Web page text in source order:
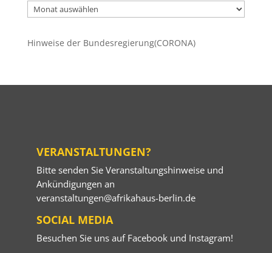
Ältere
Beiträge
Hinweise der Bundesregierung(CORONA)
VERANSTALTUNGEN?
Bitte senden Sie Veranstaltungshinweise und
Ankündigungen an
veranstaltungen@afrikahaus-berlin.de
SOCIAL MEDIA
Besuchen Sie uns auf Facebookund Instagram!